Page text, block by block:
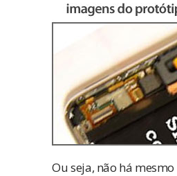
Ou seja, não há mesmo